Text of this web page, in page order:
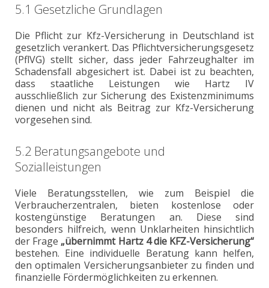
5.1 Gesetzliche Grundlagen
Die Pflicht zur Kfz-Versicherung in Deutschland ist
gesetzlich verankert. Das Pflichtversicherungsgesetz
(PflVG) stellt sicher, dass jeder Fahrzeughalter im
Schadensfall abgesichert ist. Dabei ist zu beachten,
dass staatliche Leistungen wie Hartz IV
ausschließlich zur Sicherung des Existenzminimums
dienen und nicht als Beitrag zur Kfz-Versicherung
vorgesehen sind.
5.2 Beratungsangebote und
Sozialleistungen
Viele Beratungsstellen, wie zum Beispiel die
Verbraucherzentralen, bieten kostenlose oder
kostengünstige Beratungen an. Diese sind
besonders hilfreich, wenn Unklarheiten hinsichtlich
der Frage „übernimmt Hartz 4 die KFZ-Versicherung“
bestehen. Eine individuelle Beratung kann helfen,
den optimalen Versicherungsanbieter zu finden und
finanzielle Fördermöglichkeiten zu erkennen.